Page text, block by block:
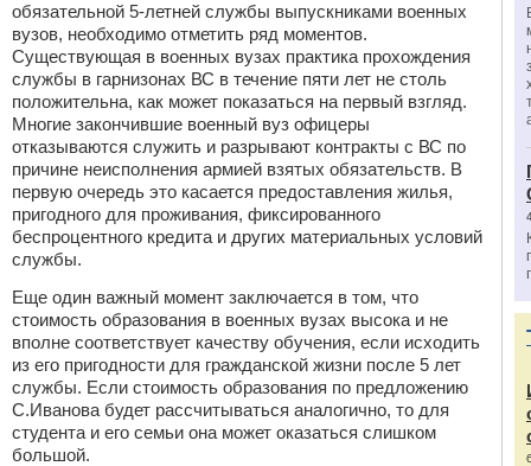
обязательной 5-летней службы выпускниками военных
вузов, необходимо отметить ряд моментов.
Существующая в военных вузах практика прохождения
службы в гарнизонах ВС в течение пяти лет не столь
положительна, как может показаться на первый взгляд.
Многие закончившие военный вуз офицеры
отказываются служить и разрывают контракты с ВС по
причине неисполнения армией взятых обязательств. В
первую очередь это касается предоставления жилья,
пригодного для проживания, фиксированного
беспроцентного кредита и других материальных условий
службы.
Еще один важный момент заключается в том, что
стоимость образования в военных вузах высока и не
вполне соответствует качеству обучения, если исходить
из его пригодности для гражданской жизни после 5 лет
службы. Если стоимость образования по предложению
С.Иванова будет рассчитываться аналогично, то для
студента и его семьи она может оказаться слишком
большой.